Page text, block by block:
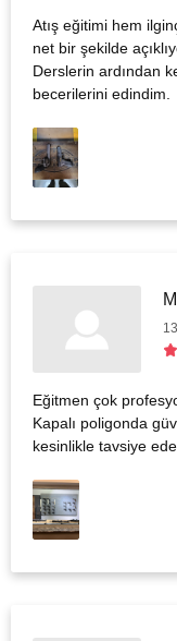
Atış eğitimi hem
net bir şekilde
Derslerin ardından
becerilerini edindim.
Eğitmen çok
Kapalı poligonda
kesinlikle tavsiye